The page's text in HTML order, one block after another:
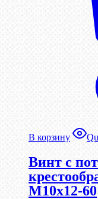
В корзину
Винт с
М10х12-60